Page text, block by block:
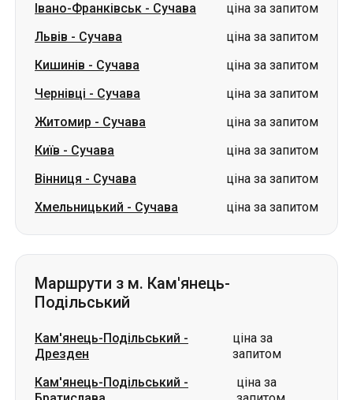
Івано-Франківськ - Сучава
ціна за запитом
Львів - Сучава
ціна за запитом
Кишинів - Сучава
ціна за запитом
Чернівці - Сучава
ціна за запитом
Житомир - Сучава
ціна за запитом
Київ - Сучава
ціна за запитом
Вінниця - Сучава
ціна за запитом
Хмельницький - Сучава ціна за запитом
Маршрути з м. Кам'янець-
Подільський
Кам'янець-Подільський -
Дрезден
ціна за
запитом
Кам'янець-Подільський -
ціна за